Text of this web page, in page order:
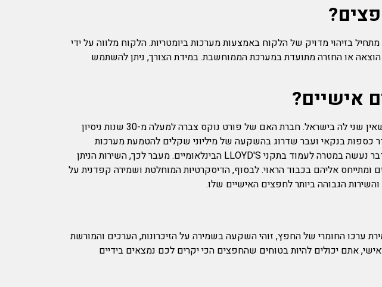
בזיהוי מדויק של הלקוח באמצעות מערכות ביומטריות. הלקוח מלווה על ידי
או החזרה מתועדת במערכת הממוחשבת. במידת הצורך, ניתן להשתמש
אישיים?
בחירה במתחם פורט נוקס לאחסון חפצים אישיים מתבססת על מומחיות ייחודית ורמת שירות שאין שני לה בישראל. חברת האם של פורט נוקס צברה למעלה מ-30 שנות ניסיון
כספות בנקאי ועבר שדרוג בהשקעה של מיליוני שקלים להטמעת מערכות
האבטחה המתקדמות ביותר הכוללות שכבות שונות של הגנה ואבטחה אנושיות וטכנולוגיות. הדבר נעשה במטרה לעמוד בתקני LLOYD'S הבינלאומיים. מעבר לכך, השירות הניתן
ומתייחס אליהם בכבוד הראוי. לבסוף, הדיסקרטיות המוחלטת ושמירה קפדנית על
הגבוהה ביותר לחפצים האישיים שלו.
ערכו החומרי של החפץ, זוהי השקעה בשמירה על הזיכרונות, הערכים והמורשת
אתם יכולים להיות בטוחים שהחפצים הכי יקרים לכם נמצאים בידיים